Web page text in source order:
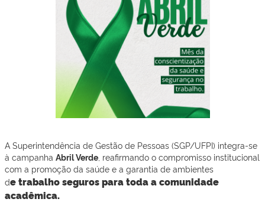
A Superintendência de Gestão de Pessoas (SGP/UFPI) integra-se
à campanha Abril Verde , reafirmando o compromisso institucional
com a promoção da saúde e a garantia de ambientes
detrabalho segurospara toda a comunidade
acadêmica.